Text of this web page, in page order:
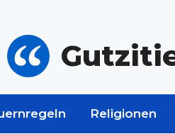
Religionen